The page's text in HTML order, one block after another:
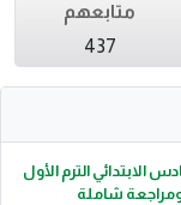
متابعهم
437
الابتدائي الترم الأول